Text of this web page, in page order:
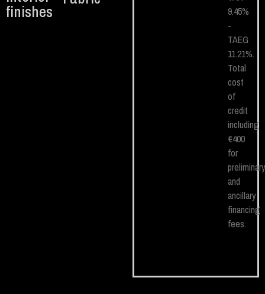
finishes
9.45%
-
TAEG
11.21%.
Total
cost
of
credit
including
€400
for
preliminary
and
ancillary
financing
fees.